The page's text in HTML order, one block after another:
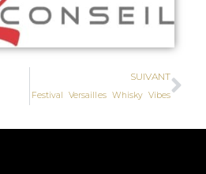
SUIVANT
Festival Versailles Whisky Vibes